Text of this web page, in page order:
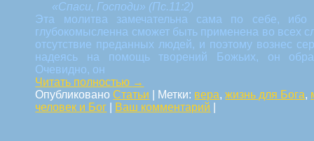
«Спаси, Господи» (Пс.11:2)
Эта молитва замечательна сама по себе, ибо
глубокомысленна сможет быть применена во всех
отсутствие преданных людей, и поэтому вознес
надеясь на помощь творений Божьих, он
Очевидно, он
Читать полностью →
ОпубликованоСтатьи Метки: вера,жизнь для Бога,
человек и Бог
Ваш комментарий